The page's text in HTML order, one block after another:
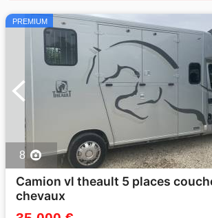
PREMIUM
8
Camion vl theault 5 places
chevaux